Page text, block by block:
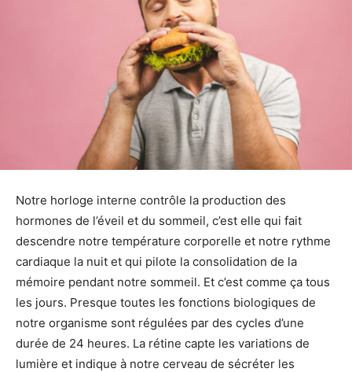
Notre horloge interne contrôle la production des
hormones de l’éveil et du sommeil, c’est elle qui fait
descendre notre température corporelle et notre rythme
cardiaque la nuit et qui pilote la consolidation de la
mémoire pendant notre sommeil. Et c’est comme ça tous
les jours. Presque toutes les fonctions biologiques de
notre organisme sont régulées par des cycles d’une
durée de 24 heures. La rétine capte les variations de
lumière et indique à notre cerveau de sécréter les